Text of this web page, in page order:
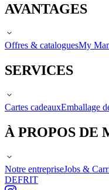
AVANTAGES
Offres & cataloguesMy
SERVICES
Cartes cadeauxEmballage
À PROPOS DE
Notre entrepriseJobs &
DEFRIT